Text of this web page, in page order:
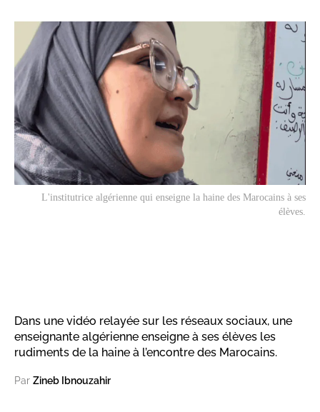
L'institutrice algérienne qui enseigne la haine des Marocains à ses
élèves.
Dans une vidéo relayée sur les réseaux sociaux, une
enseignante algérienne enseigne à ses élèves les
rudiments de la haine à l’encontre des Marocains.
Par Zineb Ibnouzahir